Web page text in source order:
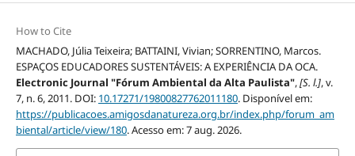
How to Cite
MACHADO, Júlia Teixeira; BATTAINI, Vivian; SORRENTINO, Marcos.
ESPAÇOS EDUCADORES SUSTENTÁVEIS: A EXPERIÊNCIA DA OCA.
Electronic Journal "Fórum Ambiental da Alta Paulista",[S. l.], v.
7, n. 6, 2011. DOI: 10.17271/19800827762011180. Disponível em:
https://publicacoes.amigosdanatureza.org.br/index.php/forum_am
biental/article/view/180. Acesso em: 7 aug. 2026.